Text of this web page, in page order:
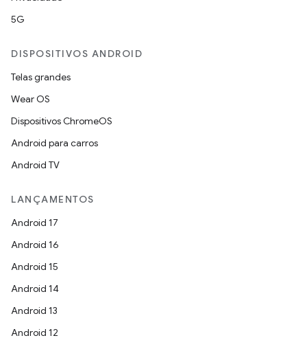
5G
DISPOSITIVOS ANDROID
Telas grandes
Wear OS
Dispositivos ChromeOS
Android para carros
Android TV
LANÇAMENTOS
Android 17
Android 16
Android 15
Android 14
Android 13
Android 12